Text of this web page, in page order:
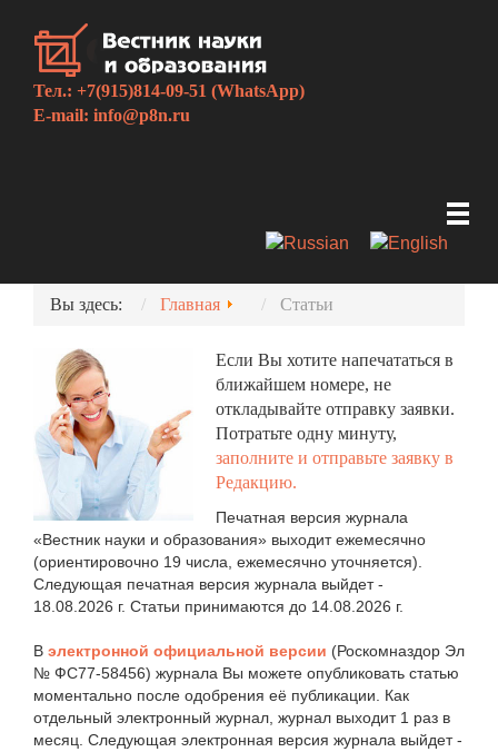
Тел.: +7(915)814-09-51 (WhatsApp)
E-mail: info@p8n.ru
Вы здесь: Главная Статьи
Если Вы хотите напечататься в
ближайшем номере, не
откладывайте отправку заявки.
Потратьте одну минуту,
заполните и отправьте заявку в
Редакцию.
Печатная версия журнала
«Вестник науки и образования» выходит ежемесячно
(ориентировочно 19 числа, ежемесячно уточняется).
Следующая печатная версия журнала выйдет -
18.08.2026 г. Статьи принимаются до 14.08.2026 г.
В электронной официальной версии (Роскомназдор Эл
№ ФС77-58456) журнала Вы можете опубликовать статью
моментально после одобрения её публикации. Как
отдельный электронный журнал, журнал выходит 1 раз в
месяц. Следующая электронная версия журнала выйдет -